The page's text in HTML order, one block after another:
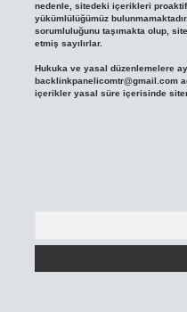
nedenle, sitedeki içerikleri
yükümlülüğümüz
sorumluluğunu taşımakta olup,
etmiş sayılırlar.
Hukuka ve yasal düzenlemelere
backlinkpanelicomtr@gmail.com
içerikler yasal süre içerisinde